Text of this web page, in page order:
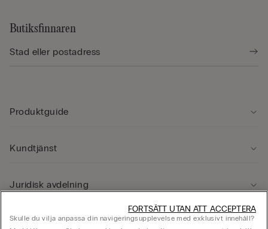
Butiksfinnaren
Produktguide
Kundtjänst
Juridisk avdelning
Företag
Skulle du vilja anpassa din navigeringsupplevelse med exklusivt innehåll?
FORTSÄTT UTAN ATT ACCEPTERA